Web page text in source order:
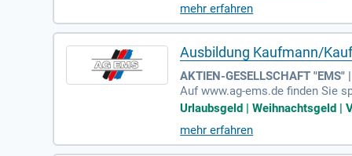
en und deren Wirkung zu
ommunikativ und arbeitest
mehr erfahren
Ausbildung Kaufmann/
AKTIEN-GESELLSCHAFT "EMS"
Auf www.ag-ems.de finden Sie
hmen und entwerfen
auf der Umsetzung des
nikationsfähigkeit und
ttraktive Mitarbeiterrabatte.
Urlaubsgeld | Weihnachtsgeld |
mehr erfahren